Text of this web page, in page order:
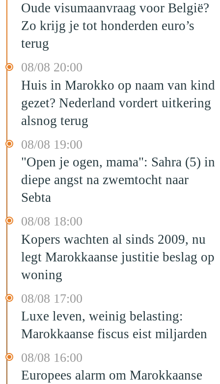
Oude visumaanvraag voor België?
Zo krijg je tot honderden euro’s
terug
08/08 20:00
Huis in Marokko op naam van kind
gezet? Nederland vordert uitkering
alsnog terug
08/08 19:00
"Open je ogen, mama": Sahra (5) in
diepe angst na zwemtocht naar
Sebta
08/08 18:00
Kopers wachten al sinds 2009, nu
legt Marokkaanse justitie beslag op
woning
08/08 17:00
Luxe leven, weinig belasting:
Marokkaanse fiscus eist miljarden
08/08 16:00
Europees alarm om Marokkaanse